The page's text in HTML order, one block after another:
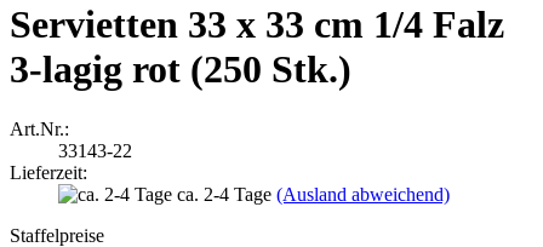
Servietten 33 x 33 cm 1/4 Falz
3-lagig rot (250 Stk.)
Art.Nr.:
33143-22
Lieferzeit:
ca. 2-4 Tage (Ausland abweichend)
Staffelpreise